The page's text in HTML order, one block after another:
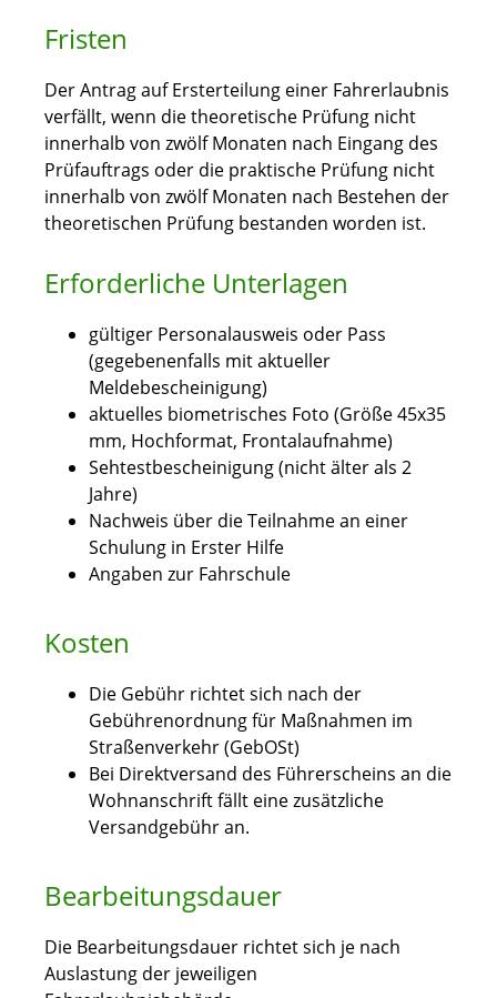
Fristen
Der Antrag auf Ersterteilung einer Fahrerlaubnis
verfällt, wenn die theoretische Prüfung nicht
innerhalb von zwölf Monaten nach Eingang des
Prüfauftrags oder die praktische Prüfung nicht
innerhalb von zwölf Monaten nach Bestehen der
theoretischen Prüfung bestanden worden ist.
Erforderliche Unterlagen
gültiger Personalausweis oder Pass
(gegebenenfalls mit aktueller
Meldebescheinigung)
aktuelles biometrisches Foto (Größe 45x35
mm, Hochformat, Frontalaufnahme)
Sehtestbescheinigung (nicht älter als 2
Jahre)
Nachweis über die Teilnahme an einer
Schulung in Erster Hilfe
Angaben zur Fahrschule
Kosten
Die Gebühr richtet sich nach der
Gebührenordnung für Maßnahmen im
Straßenverkehr (GebOSt)
Bei Direktversand des Führerscheins an die
Wohnanschrift fällt eine zusätzliche
Versandgebühr an.
Bearbeitungsdauer
Die Bearbeitungsdauer richtet sich je nach
Auslastung der jeweiligen